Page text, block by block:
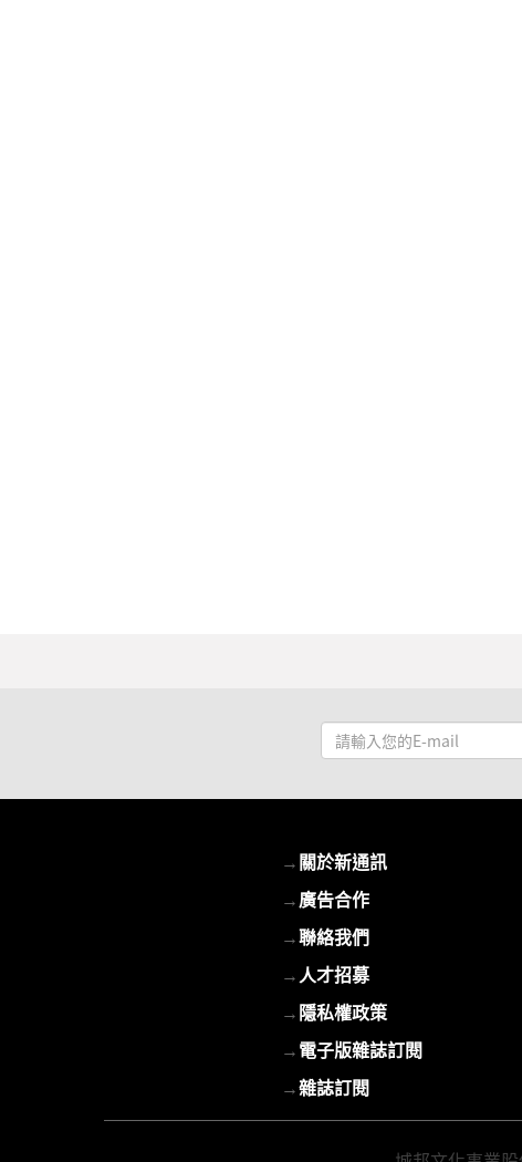
請
輸
E-
mail
→關於新通訊
→廣告合作
→聯絡我們
→人才招募
→隱私權政策
→電子版雜誌訂閱
→雜誌訂閱